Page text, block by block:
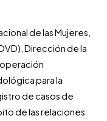
de las Mujeres,
Dirección de la
para la
de casos de
de las relaciones